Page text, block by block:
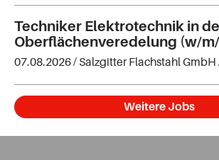
Techniker Elektrotechnik in
Oberflächenveredelung (w/
07.08.2026 / Salzgitter Flachstahl GmbH
Weitere Jobs